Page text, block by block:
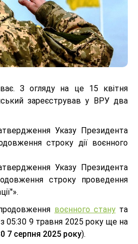
З огляду на це 15 квітня
зареєстрував у ВРУ два
Указу Президента
строку дії воєнного
Указу Президента
строку проведення
воєнного станута
з 05:30 9 травня 2025 року ще на
7 серпня 2025 року).